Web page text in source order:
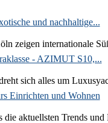
und nachhaltige...
zeigen internationale
- AZIMUT S10,...
sich alles um
Einrichten und Wohnen
aktuellsten Trends